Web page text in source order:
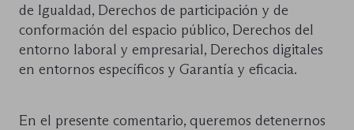
de Igualdad, Derechos de participación y de
conformación del espacio público, Derechos del
entorno laboral y empresarial, Derechos digitales
en entornos específicos y Garantía y eficacia.
En el presente comentario, queremos detenernos